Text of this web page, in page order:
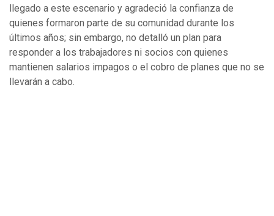
llegado a este escenario y agradeció la confianza de
quienes formaron parte de su comunidad durante los
últimos años; sin embargo, no detalló un plan para
responder a los trabajadores ni socios con quienes
mantienen salarios impagos o el cobro de planes que no se
llevarán a cabo.